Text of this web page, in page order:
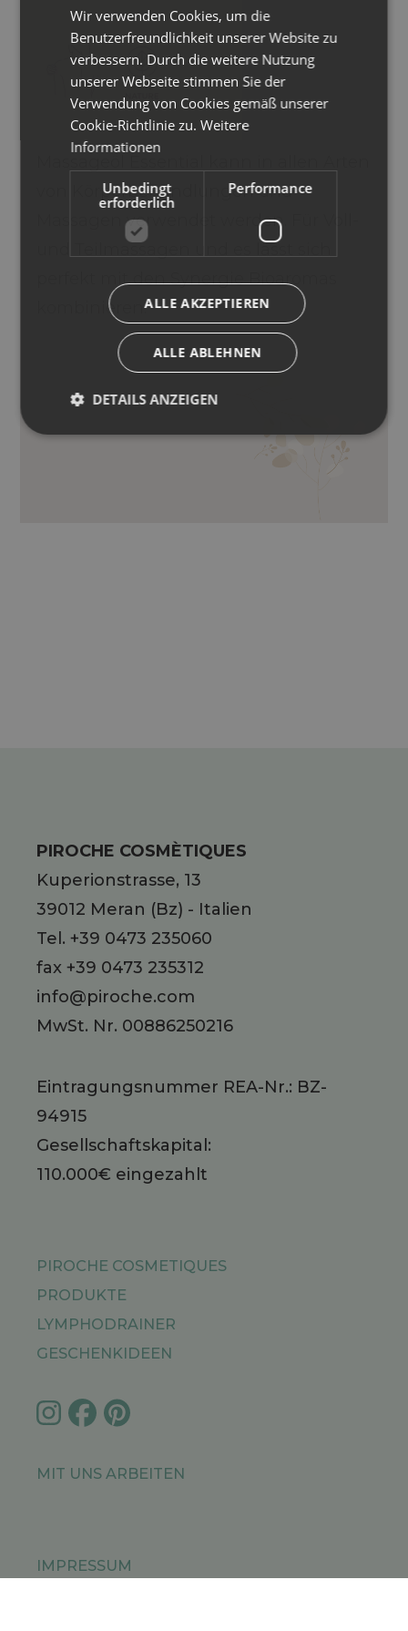
von Körperbehandlungen und
Massagen verwendet werden. Für Voll-
und Teilmassagen und es lässt sich
perfekt mit den Synergie Bioaromas
kombinieren.
PIROCHE COSMÈTIQUES
Kuperionstrasse, 13
39012 Meran (Bz) - Italien
Tel.+39 0473 235060
fax +39 0473 235312
info@piroche.com
MwSt. Nr. 00886250216
Eintragungsnummer REA-Nr.: BZ-
94915
Gesellschaftskapital:
110.000€ eingezahlt
PIROCHE COSMETIQUES
PRODUKTE
LYMPHODRAINER
GESCHENKIDEEN
MIT UNS ARBEITEN
IMPRESSUM
Wir verwenden Cookies, um die
Benutzerfreundlichkeit unserer Website zu
verbessern. Durch die weitere Nutzung
unserer Webseite stimmen Sie der
Verwendung von Cookies gemäß unserer
Cookie-Richtlinie zu. Weitere
Informationen
Unbedingt
erforderlich
Performance
ALLE AKZEPTIEREN
ALLE ABLEHNEN
DETAILS ANZEIGEN